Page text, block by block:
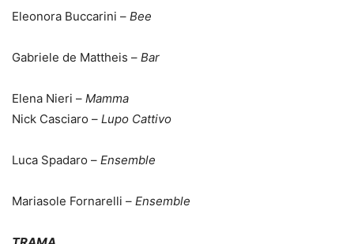
Eleonora Buccarini – Bee
Gabriele de Mattheis – Bar
Elena Nieri – Mamma
Nick Casciaro – Lupo Cattivo
Luca Spadaro – Ensemble
Mariasole Fornarelli – Ensemble